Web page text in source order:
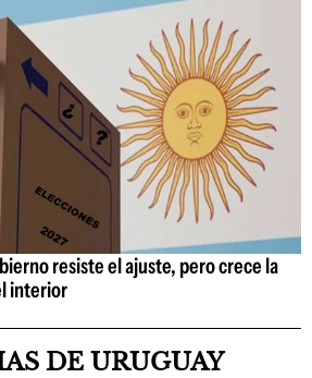
resiste el ajuste, pero crece la
interior
DE URUGUAY